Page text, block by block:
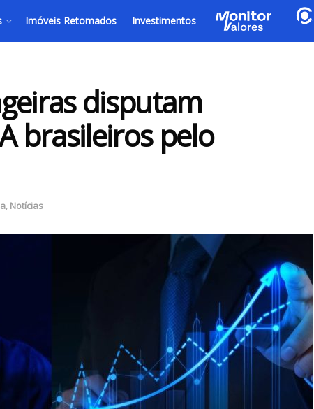
Imóveis Retomados Investimentos
disputam
brasileiros pelo
, Notícias